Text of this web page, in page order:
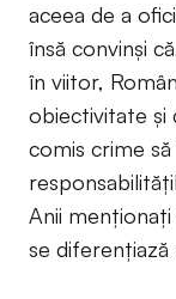
aceea de a
însă convinși
în viitor,
obiectivitate și
comis crime
Anii menționați
se